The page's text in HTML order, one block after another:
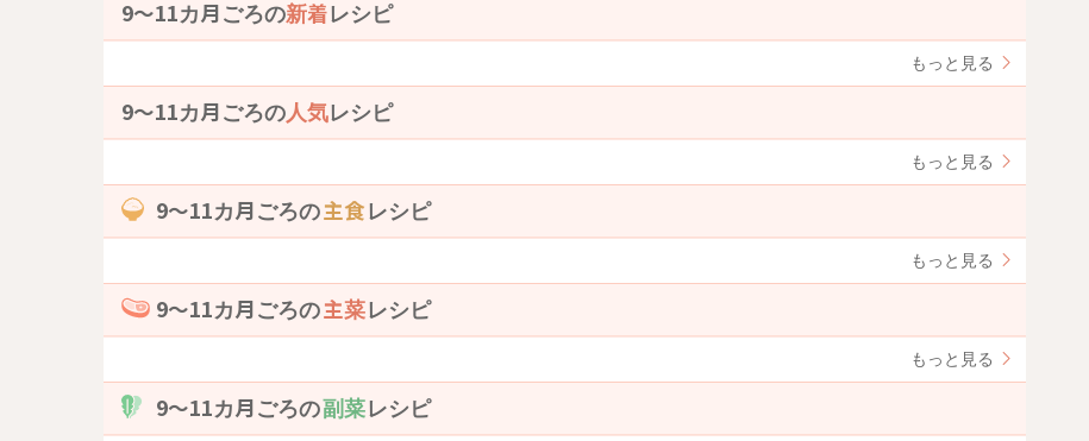
9〜11カ月ごろの新着レシピ
もっと見る
9〜11カ月ごろの人気レシピ
もっと見る
9〜11カ月ごろの 主食 レシピ
もっと見る
9〜11カ月ごろの 主菜レシピ
もっと見る
9〜11カ月ごろの副菜レシピ